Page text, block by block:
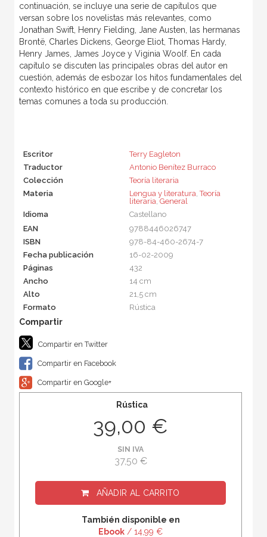
continuación, se incluye una serie de capítulos que
versan sobre los novelistas más relevantes, como
Jonathan Swift, Henry Fielding, Jane Austen, las hermanas
Brontë, Charles Dickens, George Eliot, Thomas Hardy,
Henry James, James Joyce y Viginia Woolf. En cada
capítulo se discuten las principales obras del autor en
cuestión, además de esbozar los hitos fundamentales del
contexto histórico en que escribe y de concretar los
temas comunes a toda su producción.
Escritor
Terry Eagleton
Traductor
Antonio Benítez Burraco
Colección
Teoría literaria
Materia
Lengua y literatura ,Teoría
literaria ,General
Idioma
Castellano
EAN
9788446026747
ISBN
978-84-460-2674-7
Fecha publicación
16-02-2009
Páginas
432
Ancho
14 cm
Alto
21,5 cm
Formato
Rústica
Compartir en Twitter
Compartir en Facebook
Compartir en Google+
Rústica
39,00 €
SIN IVA
37,50 €
AÑADIR AL CARRITO
También disponible en
Ebook / 14,99 €